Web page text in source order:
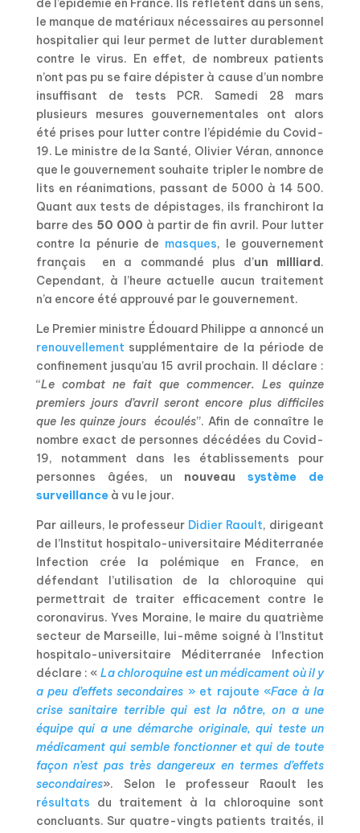
de l’épidémie en France. Ils reflètent dans un sens,
le manque de matériaux nécessaires au personnel
hospitalier qui leur permet de lutter durablement
contre le virus. En effet, de nombreux patients
n’ont pas pu se faire dépister à cause d’un nombre
insuffisant de tests PCR. Samedi 28 mars
plusieurs mesures gouvernementales ont alors
été prises pour lutter contre l’épidémie du Covid-
19. Le ministre de la Santé, Olivier Véran, annonce
que le gouvernement souhaite tripler le nombre de
lits en réanimations, passant de 5000 à 14 500.
Quant aux tests de dépistages, ils franchiront la
barre des 50 000 à partir de fin avril. Pour lutter
contre la pénurie de masques, le gouvernement
français
en a commandé plus d’un milliard.
Cependant, à l’heure actuelle aucun traitement
n’a encore été approuvé par le gouvernement.
Le Premier ministre Édouard Philippe a annoncé un
renouvellement supplémentaire de la période de
confinement jusqu’au 15 avril prochain. Il déclare :
“Le combat ne fait que commencer. Les quinze
premiers jours d’avril seront encore plus difficiles
que les quinze jours écoulés”. Afin de connaître le
nombre exact de personnes décédées du Covid-
19, notamment dans les établissements pour
personnes âgées, un nouveau système de
surveillanceà vu le jour.
Par ailleurs, le professeur Didier Raoult, dirigeant
de l’Institut hospitalo-universitaire Méditerranée
Infection crée la polémique en France, en
défendant l’utilisation de la chloroquine qui
permettrait de traiter efficacement contre le
coronavirus.Yves Moraine, le maire du quatrième
secteur de Marseille, lui-même soigné à l’Institut
hospitalo-universitaire Méditerranée Infection
déclare : « La chloroquine est un médicament où il y
a peu d’effets secondaires » et rajoute «Face à la
crise sanitaire terrible qui est la nôtre, on a une
équipe qui a une démarche originale, qui teste un
médicament qui semble fonctionner et qui de toute
façon n’est pas très dangereux en termes d’effets
secondaires». Selon le professeur Raoult les
résultats du traitement à la chloroquine sont
concluants. Sur quatre-vingts patients traités, il